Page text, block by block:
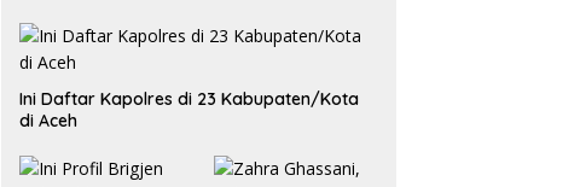
Ini Daftar Kapolres di 23 Kabupaten/Kota
di Aceh